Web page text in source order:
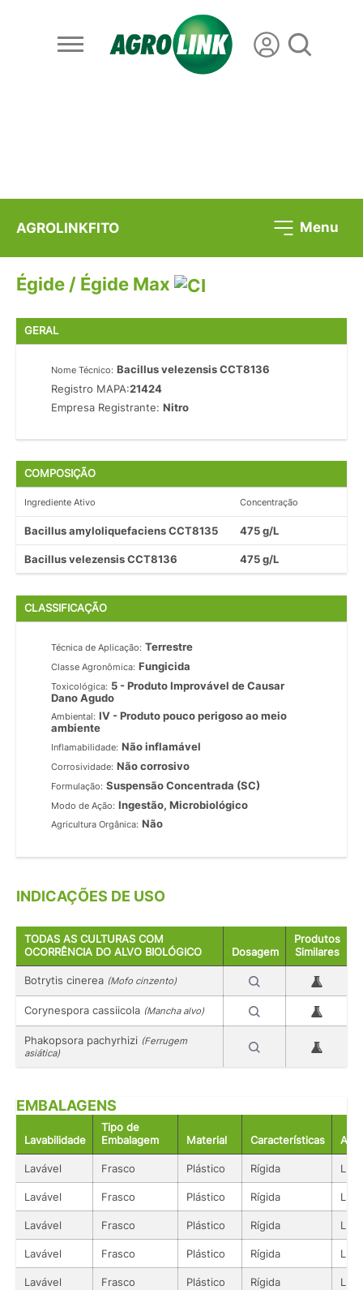
AGROLINKFITO Menu
Égide / Égide Max
GERAL
Nome Técnico: Bacillus velezensis CCT8136
Registro MAPA:21424
Empresa Registrante:Nitro
COMPOSIÇÃO
Ingrediente Ativo Concentração
Bacillus amyloliquefaciens CCT8135 475 g/L
Bacillus velezensis CCT8136 475 g/L
CLASSIFICAÇÃO
Técnica de Aplicação: Terrestre
Classe Agronômica: Fungicida
Toxicológica: 5 - Produto Improvável de Causar
Dano Agudo
Ambiental: IV - Produto pouco perigoso ao meio
ambiente
Inflamabilidade: Não inflamável
Corrosividade: Não corrosivo
Formulação: Suspensão Concentrada (SC)
Modo de Ação: Ingestão, Microbiológico
Agricultura Orgânica: Não
INDICAÇÕES DE USO
TODAS AS CULTURAS COM
OCORRÊNCIA DO ALVO BIOLÓGICO
Dosagem
Produtos
Similares
Botrytis cinerea (Mofo cinzento)
Corynespora cassiicola (Mancha alvo)
Phakopsora pachyrhizi (Ferrugem
asiática)
EMBALAGENS
Lavabilidade
Tipo de
Embalagem
Material Características
Lavável Frasco Plástico Rígida
Lavável Frasco Plástico Rígida
Lavável Frasco Plástico Rígida
Lavável Frasco Plástico Rígida
Lavável Frasco Plástico Rígida